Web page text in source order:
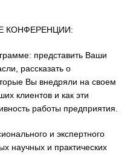
КОНФЕРЕНЦИИ:
представить Ваши
рассказать о
Вы внедряли на своем
клиентов и как эти
работы предприятия.
и экспертного
научных и практических